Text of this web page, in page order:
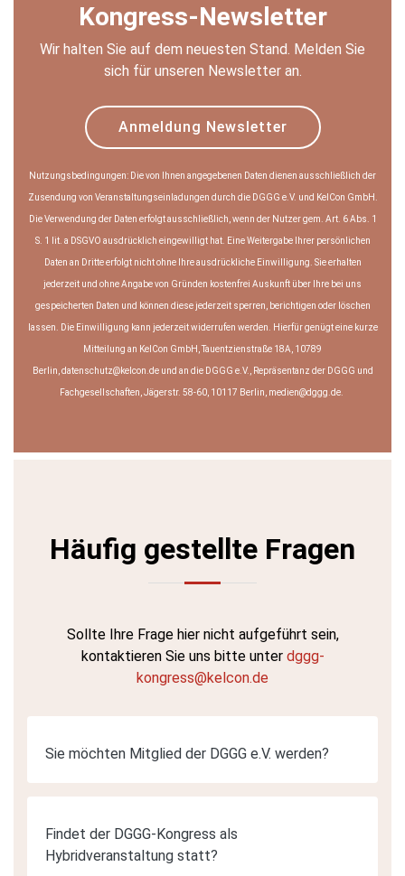
Kongress-Newsletter
Wir halten Sie auf dem neuesten Stand. Melden Sie
sich für unseren Newsletter an.
Anmeldung Newsletter
Nutzungsbedingungen: Die von Ihnen angegebenen Daten dienen ausschließlich der
Zusendung von Veranstaltungseinladungen durch die DGGG e.V. und KelCon GmbH.
Die Verwendung der Daten erfolgt ausschließlich, wenn der Nutzer gem. Art. 6 Abs. 1
S. 1 lit. a DSGVO ausdrücklich eingewilligt hat. Eine Weitergabe Ihrer persönlichen
Daten an Dritte erfolgt nicht ohne Ihre ausdrückliche Einwilligung. Sie erhalten
jederzeit und ohne Angabe von Gründen kostenfrei Auskunft über Ihre bei uns
gespeicherten Daten und können diese jederzeit sperren, berichtigen oder löschen
lassen. Die Einwilligung kann jederzeit widerrufen werden. Hierfür genügt eine kurze
Mitteilung an KelCon GmbH, Tauentzienstraße 18A, 10789
Berlin, datenschutz@kelcon.de und an die DGGG e.V., Repräsentanz der DGGG und
Fachgesellschaften, Jägerstr. 58-60, 10117 Berlin, medien@dggg.de.
Häufig gestellte Fragen
Sollte Ihre Frage hier nicht aufgeführt sein,
kontaktieren Sie uns bitte unter dggg-
kongress@kelcon.de
Sie möchten Mitglied der DGGG e.V. werden?
Findet der DGGG-Kongress als
Hybridveranstaltung statt?